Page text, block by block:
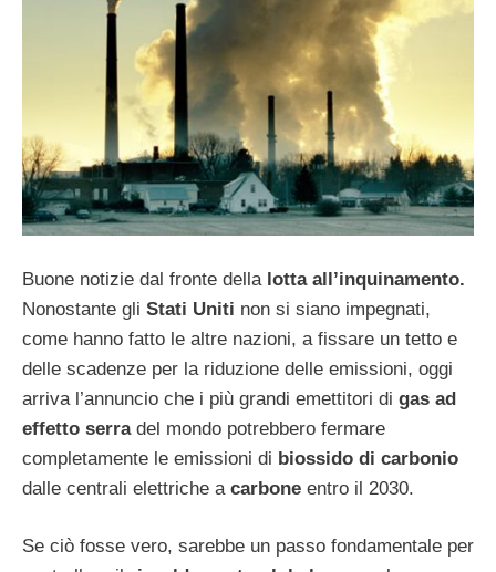
Buone notizie dal fronte della lotta all’inquinamento.
Nonostante gli Stati Uniti non si siano impegnati,
come hanno fatto le altre nazioni, a fissare un tetto e
delle scadenze per la riduzione delle emissioni, oggi
arriva l’annuncio che i più grandi emettitori di gas ad
effetto serradel mondo potrebbero fermare
completamente le emissioni di biossido di carbonio
dalle centrali elettriche a carbone entro il 2030.
Se ciò fosse vero, sarebbe un passo fondamentale per